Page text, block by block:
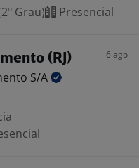
Grau) Presencial
(RJ) 6 ago
S/A